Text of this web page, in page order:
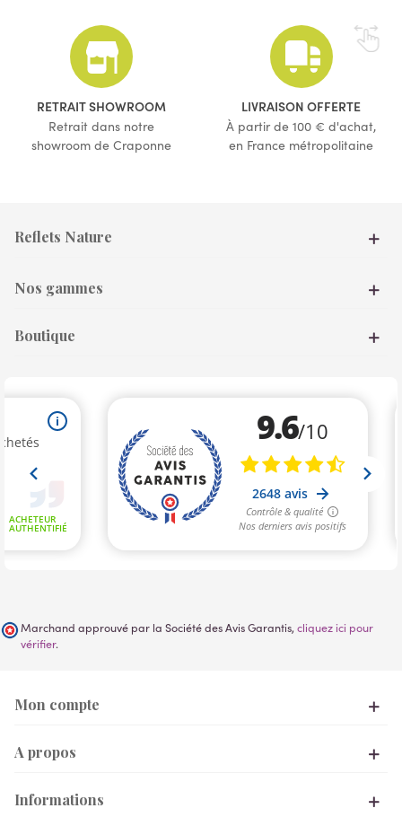
RETRAIT SHOWROOM
Retrait dans notre
showroom de Craponne
LIVRAISON OFFERTE
À partir de 100 € d'achat,
en France métropolitaine
Reflets Nature
Nos gammes
Boutique
Marchand approuvé par la Société des Avis Garantis, cliquez ici pour
vérifier.
Mon compte
A propos
Informations